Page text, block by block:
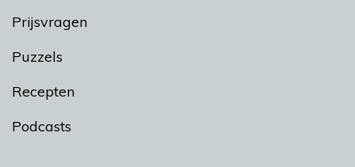
Prijsvragen
Puzzels
Recepten
Podcasts